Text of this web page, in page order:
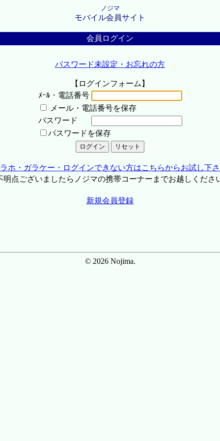
ノジマ
モバイル会員サイト
会員ログイン
パスワード未設定・お忘れの方
【ログインフォーム】
ﾒｰﾙ・電話番号
メール・電話番号を保存
パスワード
パスワードを保存
ホ・ガラケー・ログインできない方はこちらからお試し下
点ございましたらノジマの携帯コーナーまでお越しくださ
新規会員登録
© 2026 Nojima.